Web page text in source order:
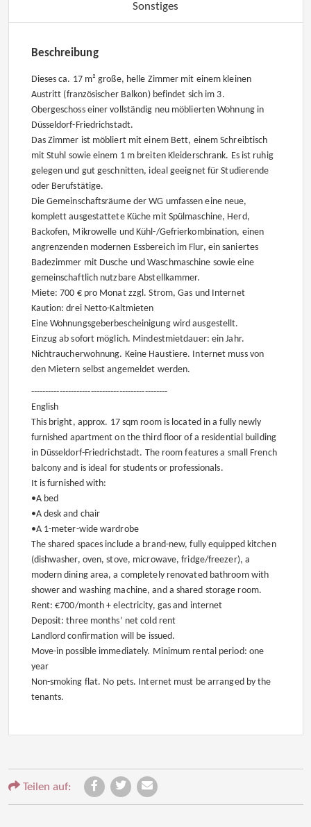
Sonstiges
Beschreibung
Dieses ca. 17 m² große, helle Zimmer mit einem kleinen
Austritt (französischer Balkon) befindet sich im 3.
Obergeschoss einer vollständig neu möblierten Wohnung in
Düsseldorf-Friedrichstadt.
Das Zimmer ist möbliert mit einem Bett, einem Schreibtisch
mit Stuhl sowie einem 1 m breiten Kleiderschrank. Es ist ruhig
gelegen und gut geschnitten, ideal geeignet für Studierende
oder Berufstätige.
Die Gemeinschaftsräume der WG umfassen eine neue,
komplett ausgestattete Küche mit Spülmaschine, Herd,
Backofen, Mikrowelle und Kühl-/Gefrierkombination, einen
angrenzenden modernen Essbereich im Flur, ein saniertes
Badezimmer mit Dusche und Waschmaschine sowie eine
gemeinschaftlich nutzbare Abstellkammer.
Miete: 700 € pro Monat zzgl. Strom, Gas und Internet
Kaution: drei Netto-Kaltmieten
Eine Wohnungsgeberbescheinigung wird ausgestellt.
Einzug ab sofort möglich. Mindestmietdauer: ein Jahr.
Nichtraucherwohnung. Keine Haustiere. Internet muss von
den Mietern selbst angemeldet werden.
------------------------------------------------
English
This bright, approx. 17 sqm room is located in a fully newly
furnished apartment on the third floor of a residential building
in Düsseldorf-Friedrichstadt. The room features a small French
balcony and is ideal for students or professionals.
It is furnished with:
•A bed
•A desk and chair
•A 1-meter-wide wardrobe
The shared spaces include a brand-new, fully equipped kitchen
(dishwasher, oven, stove, microwave, fridge/freezer), a
modern dining area, a completely renovated bathroom with
shower and washing machine, and a shared storage room.
Rent: €700/month + electricity, gas and internet
Deposit: three months’ net cold rent
Landlord confirmation will be issued.
Move-in possible immediately. Minimum rental period: one
year
Non-smoking flat. No pets. Internet must be arranged by the
tenants.
Teilen auf: